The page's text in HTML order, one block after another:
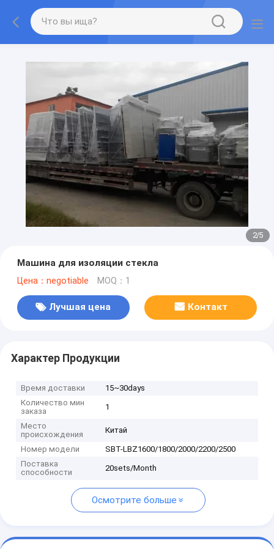
2/5
Машина для изоляции стекла
Цена：negotiable MOQ：1
Лучшая цена Контакт
Характер Продукции
Время доставки
15~30days
Количество мин
заказа
1
Место
происхождения
Китай
Номер модели
SBT-LBZ1600/1800/2000/2200/2500
Поставка
способности
20sets/Month
Осмотрите больше